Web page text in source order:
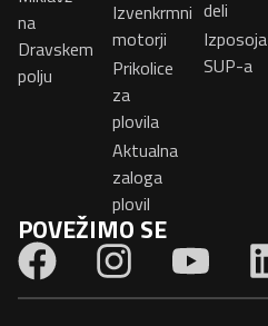
na
Dravskem
polju
Izvenkrmni
motorji
Prikolice
za
plovila
Aktualna
zaloga
plovil
deli
Izposoja
SUP-a
POVEŽIMO SE